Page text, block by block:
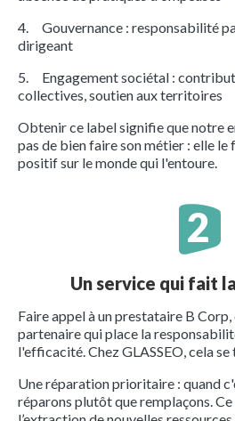
4. Gouvernance : responsabilité
dirigeant
5. Engagement sociétal :
collectives, soutien aux territoires
Obtenir ce label signifie que notre
pas de bien faire son métier : elle
positif sur le monde qui l'entoure.
Un service qui fait
Faire appel à un prestataire B Corp,
partenaire qui place la
l'efficacité. Chez GLASSEO, cela
Une réparation prioritaire : quand
réparons plutôt que remplaçons.